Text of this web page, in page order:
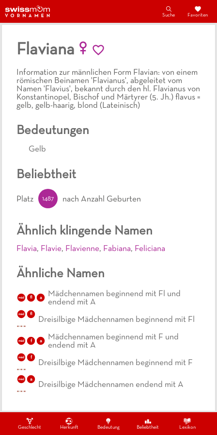
Geschlecht Herkunft Bedeutung Beliebtheit Lexikon
Suche Favoriten
Flaviana
Information zur männlichen Form Flavian: von einem
römischen Beinamen 'Flavianus', abgeleitet vom
Namen 'Flavius', bekannt durch den hl. Flavianus von
Konstantinopel, Bischof und Märtyrer (5. Jh.) flavus =
gelb, gelb-haarig, blond (Lateinisch)
Bedeutungen
Gelb
Ähnlich klingende Namen
Flavia, Flavie, Flavienne, Fabiana, Feliciana
Ähnliche Namen
mäd fl a
Mädchennamen beginnend mit Fl und
endend mit A
mäd fl
Dreisilbige Mädchennamen beginnend mit Fl
mäd f a
Mädchennamen beginnend mit F und
endend mit A
mäd f
Dreisilbige Mädchennamen beginnend mit F
mäd a
Dreisilbige Mädchennamen endend mit A
Beliebtheit
Platz 1487 nach Anzahl Geburten